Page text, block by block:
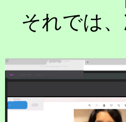
それでは